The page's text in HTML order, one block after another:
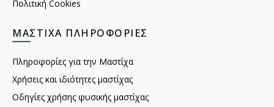
Πολιτική Cookies
ΜΑΣΤΊΧΑ ΠΛΗΡΟΦΟΡΊΕΣ
Πληροφορίες για την Μαστίχα
Χρήσεις και ιδιότητες μαστίχας
Οδηγίες χρήσης φυσικής μαστίχας